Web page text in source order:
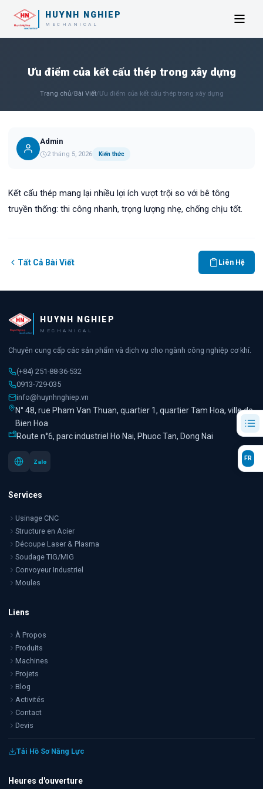
HUYNH NGHIEP
MECHANICAL
Ưu điểm của kết cấu thép trong xây dựng
Trang chủ/Bài Viết/Ưu điểm của kết cấu thép trong xây dựng
Admin
2 tháng 5, 2026 Kiến thức
Kết cấu thép mang lại nhiều lợi ích vượt trội so với bê tông
truyền thống: thi công nhanh, trọng lượng nhẹ, chống chịu tốt.
Tất Cả Bài Viết Liên Hệ
HUYNH NGHIEP
MECHANICAL
Chuyên cung cấp các sản phẩm và dịch vụ cho ngành công nghiệp cơ khí.
(+84) 251-88-36-532
0913-729-035
info@huynhnghiep.vn
N° 48, rue Pham Van Thuan, quartier 1, quartier Tam Hoa, ville de
Bien Hoa
Route n°6, parc industriel Ho Nai, Phuoc Tan, Dong Nai
Zalo
Services
Usinage CNC
Structure en Acier
Découpe Laser & Plasma
Soudage TIG/MIG
Convoyeur Industriel
Moules
Liens
À Propos
Produits
Machines
Projets
Blog
Activités
Contact
Devis
Tải Hồ Sơ Năng Lực
Heures d'ouverture
FR